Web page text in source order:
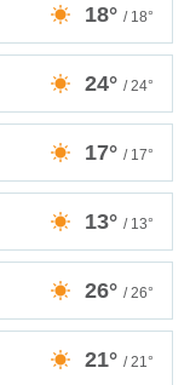
18° / 18°
24° / 24°
17° / 17°
13° / 13°
26° / 26°
21° / 21°